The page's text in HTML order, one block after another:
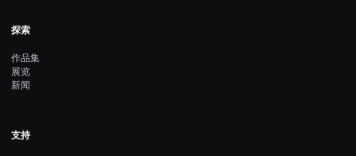
探索
作品集
展览
新闻
支持